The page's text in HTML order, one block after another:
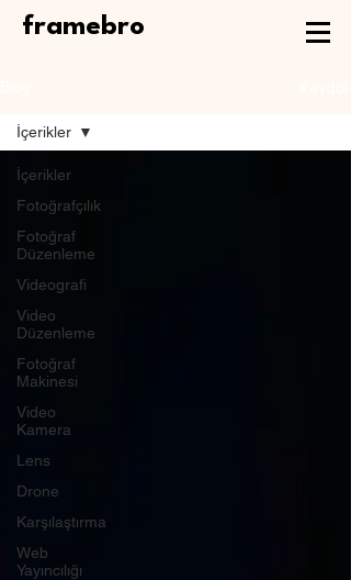
framebro
İçerikler
Fotoğrafçılık
Fotoğraf
Düzenleme
Videografi
Video
Düzenleme
Fotoğraf
Makinesi
Video
Kamera
Lens
Drone
Karşılaştırma
Web
Yayıncılığı
İçerikler